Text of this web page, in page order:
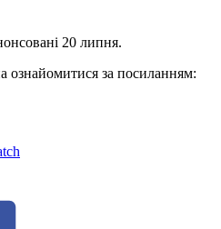
20 липня.
ознайомитися за посиланням: